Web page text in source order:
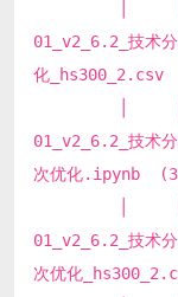
│
01_v2_6.2_技术分
化_hs300_2.csv
│
01_v2_6.2_技术
次优化.ipynb
│
01_v2_6.2_技术
次优化